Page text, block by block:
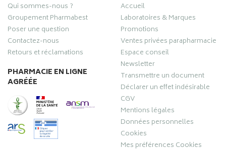
Qui sommes-nous ?
Groupement Pharmabest
Poser une question
Contactez-nous
Retours et réclamations
PHARMACIE EN LIGNE
AGRÉÉE
Accueil
Laboratoires & Marques
Promotions
Ventes privées parapharmacie
Espace conseil
Newsletter
Transmettre un document
Déclarer un effet indésirable
CGV
Mentions légales
Données personnelles
Cookies
Mes préférences Cookies